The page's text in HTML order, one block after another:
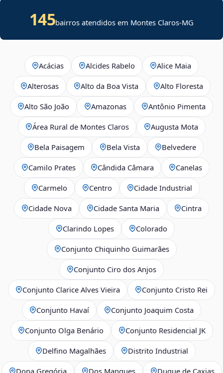
145bairros atendidos em Montes Claros-MG
Acácias Alcides Rabelo Alice Maia
Alterosas Alto da Boa Vista Alto Floresta
Alto São João Amazonas Antônio Pimenta
Área Rural de Montes Claros Augusta Mota
Bela Paisagem Bela Vista Belvedere
Camilo Prates Cândida Câmara Canelas
Carmelo Centro Cidade Industrial
Cidade Nova Cidade Santa Maria Cintra
Clarindo Lopes Colorado
Conjunto Chiquinho Guimarães
Conjunto Ciro dos Anjos
Conjunto Clarice Alves Vieira Conjunto Cristo Rei
Conjunto Havaí Conjunto Joaquim Costa
Conjunto Olga Benário Conjunto Residencial JK
Delfino Magalhães Distrito Industrial
Dona Gregória Dos Mangues Duque de Caxias